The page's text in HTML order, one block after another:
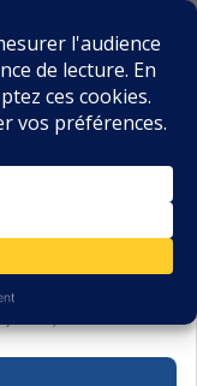
DE LA